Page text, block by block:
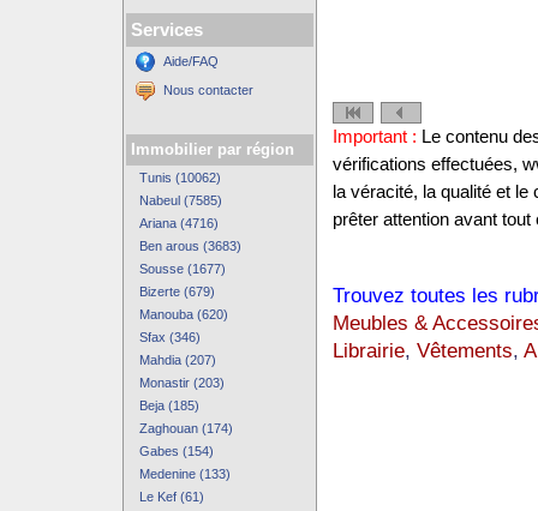
Services
Aide/FAQ
Nous contacter
Immobilier par région
Tunis (10062)
Nabeul (7585)
Ariana (4716)
Ben arous (3683)
Sousse (1677)
Bizerte (679)
Manouba (620)
Sfax (346)
Mahdia (207)
Monastir (203)
Beja (185)
Zaghouan (174)
Gabes (154)
Medenine (133)
Le Kef (61)
Important : Le contenu
vérifications effectuées,
la véracité, la qualité et
prêter attention avant tout
Trouvez toutes les
Meubles &
Librairie, Vêtements,